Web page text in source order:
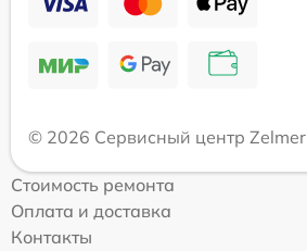
© 2026 Сервисный центр Zelmer
Стоимость ремонта
Оплата и доставка
Контакты